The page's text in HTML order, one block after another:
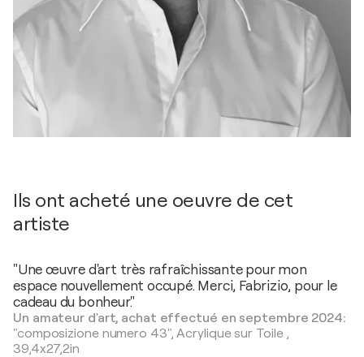
Ils ont acheté une oeuvre de cet
artiste
"Une œuvre d'art très rafraîchissante pour mon
espace nouvellement occupé. Merci, Fabrizio, pour le
cadeau du bonheur."
Un amateur d'art, achat effectué en septembre 2024:
"composizione numero 43", Acrylique sur Toile,
39,4x27,2in